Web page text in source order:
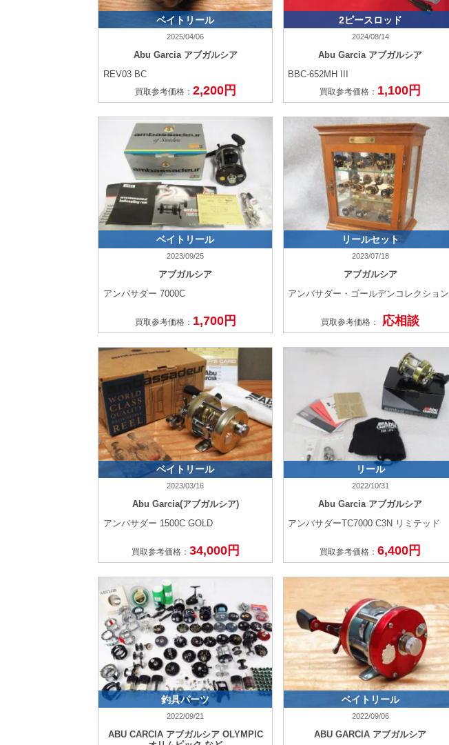
ベイトリール
2025/04/06
Abu Garcia アブガルシア
REV03 BC
買取参考価格： 2,200円
2ピースロッド
2024/08/14
Abu Garcia アブガルシア
BBC-652MH III
買取参考価格： 1,100円
ベイトリール
2023/09/25
アブガルシア
アンバサダー 7000C
買取参考価格： 1,700円
リールセット
2023/07/18
アブガルシア
アンバサダー・ゴールデンコレクション
買取参考価格： 応相談
ベイトリール
2023/03/16
Abu Garcia(アブガルシア)
アンバサダー 1500C GOLD
買取参考価格： 34,000円
リール
2022/10/31
Abu Garcia アブガルシア
アンバサダーTC7000 C3N リミテッド
買取参考価格：6,400円
釣具パーツ
2022/09/21
ABU CARCIA アブガルシア OLYMPIC
ベイトリール
2022/09/06
ABU GARCIA アブガルシア